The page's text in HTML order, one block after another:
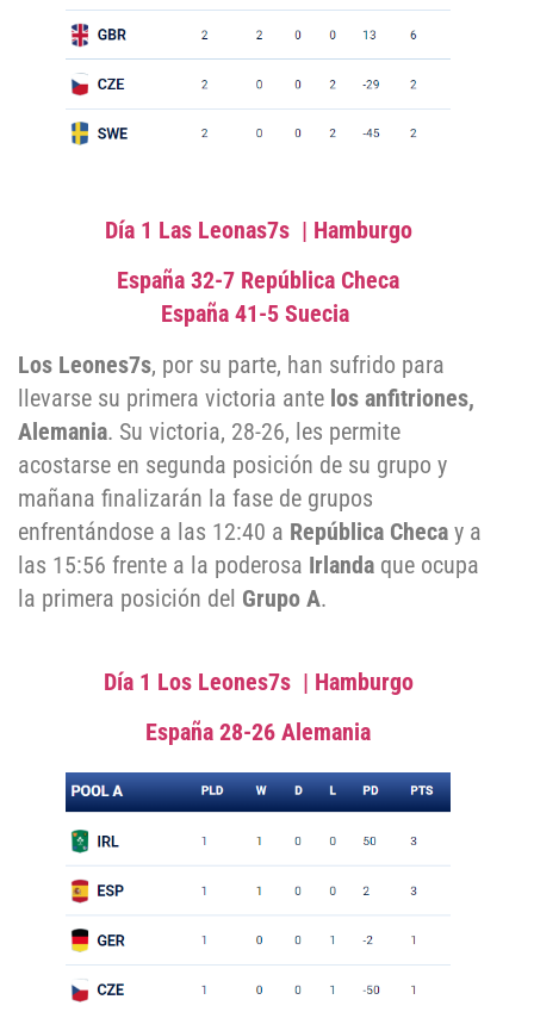
Día 1 Las Leonas7s | Hamburgo
España 32-7 República Checa
España 41-5 Suecia
Los Leones7s, por su parte, han sufrido para
llevarse su primera victoria ante los anfitriones,
Alemania. Su victoria, 28-26, les permite
acostarse en segunda posición de su grupo y
mañana finalizarán la fase de grupos
enfrentándose a las 12:40 a República Checa y a
las 15:56 frente a la poderosa Irlanda que ocupa
la primera posición del Grupo A.
Día 1 Los Leones7s | Hamburgo
España 28-26 Alemania